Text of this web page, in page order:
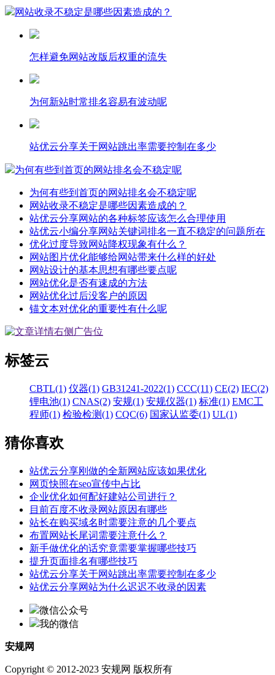
网站收录不稳定是哪些因素造成的？
怎样避免网站改版后权重的流失
为何新站时常排名容易有波动呢
站优云分享关于网站跳出率需要控制在多少
为何有些到首页的网站排名会不稳定呢
为何有些到首页的网站排名会不稳定呢
网站收录不稳定是哪些因素造成的？
站优云分享网站的各种标签应该怎么合理使用
站优云小编分享网站关键词排名一直不稳定的问题所在
优化过度导致网站降权现象有什么？
网站图片优化能够给网站带来什么样的好处
网站设计的基本思想有哪些要点呢
网站优化是否有速成的方法
网站优化过后没客户的原因
锚文本对优化的重要性有什么呢
标签云
CBTL(1) 仪器(1) GB31241-2022(1) CCC(11) CE(2) IEC(2)
锂电池(1) CNAS(2) 安规(1) 安规仪器(1) 标准(1) EMC工
程师(1) 检验检测(1) CQC(6) 国家认监委(1) UL(1)
猜你喜欢
站优云分享刚做的全新网站应该如果优化
网页快照在seo宣传中占比
企业优化如何配好建站公司进行？
目前百度不收录网站原因有哪些
站长在购买域名时需要注意的几个要点
布置网站长尾词需要注意什么？
新手做优化的话究竟需要掌握哪些技巧
提升页面排名有哪些技巧
站优云分享关于网站跳出率需要控制在多少
站优云分享网站为什么迟迟不收录的因素
微信公众号
我的微信
安规网
Copyright © 2012-2023 安规网 版权所有